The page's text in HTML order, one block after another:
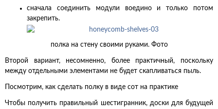
сначала соединить модули воедино и только потом
закрепить.
полка на стену своими руками. Фото
Второй вариант, несомненно, более практичный, поскольку
между отдельными элементами не будет скапливаться пыль.
Посмотрим, как сделать полку в виде сот на практике
Чтобы получить правильный шестигранник, доски для будущей